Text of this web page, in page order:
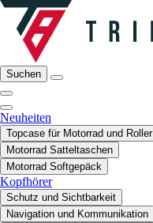
Suchen
Neuheiten
Topcase für Motorrad und Roller
Motorrad Satteltaschen
Motorrad Softgepäck
Kopfhörer
Schutz und Sichtbarkeit
Navigation und Kommunikation